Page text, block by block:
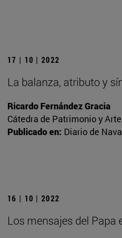
17 | 10 | 2022
La balanza, atributo y
Ricardo Fernández Gracia
Cátedra de Patrimonio y
Publicado en: Diario de
16 | 10 | 2022
Los mensajes del Papa